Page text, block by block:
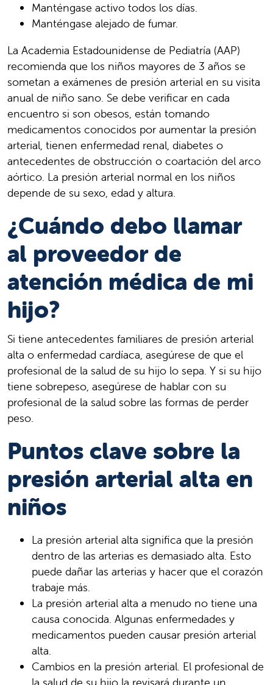
Manténgase activo todos los días.
Manténgase alejado de fumar.
La Academia Estadounidense de Pediatría (AAP)
recomienda que los niños mayores de 3 años se
sometan a exámenes de presión arterial en su visita
anual de niño sano. Se debe verificar en cada
encuentro si son obesos, están tomando
medicamentos conocidos por aumentar la presión
arterial, tienen enfermedad renal, diabetes o
antecedentes de obstrucción o coartación del arco
aórtico. La presión arterial normal en los niños
depende de su sexo, edad y altura.
¿Cuándo debo llamar
al proveedor de
atención médica de mi
hijo?
Si tiene antecedentes familiares de presión arterial
alta o enfermedad cardíaca, asegúrese de que el
profesional de la salud de su hijo lo sepa. Y si su hijo
tiene sobrepeso, asegúrese de hablar con su
profesional de la salud sobre las formas de perder
peso.
Puntos clave sobre la
presión arterial alta en
niños
La presión arterial alta significa que la presión
dentro de las arterias es demasiado alta. Esto
puede dañar las arterias y hacer que el corazón
trabaje más.
La presión arterial alta a menudo no tiene una
causa conocida. Algunas enfermedades y
medicamentos pueden causar presión arterial
alta.
Cambios en la presión arterial. El profesional de